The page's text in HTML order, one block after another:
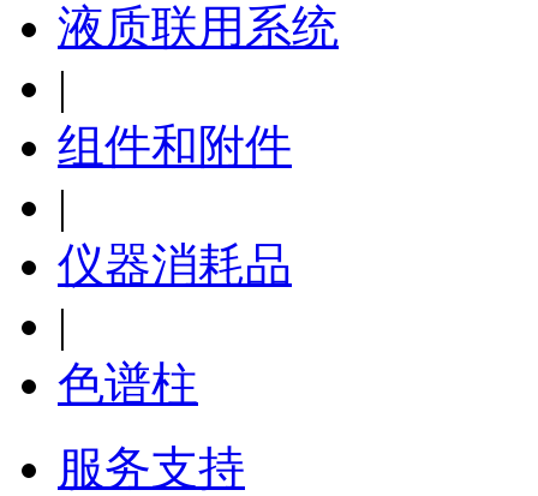
液质联用系统
|
组件和附件
|
仪器消耗品
|
色谱柱
服务支持